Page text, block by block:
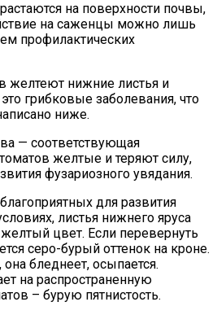
на поверхности почвы,
на саженцы можно лишь
профилактических
желтеют нижние листья и
грибковые заболевания, что
ниже.
— соответствующая
желтые и теряют силу,
фузариозного увядания.
для развития
листья нижнего яруса
цвет. Если перевернуть
серо-бурый оттенок на кроне.
бледнеет, осыпается.
на распространенную
– бурую пятнистость.